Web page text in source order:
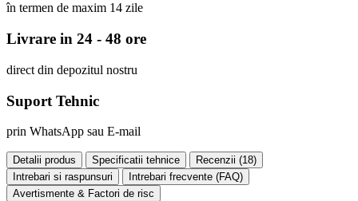
în termen de maxim 14 zile
Livrare in 24 - 48 ore
direct din depozitul nostru
Suport Tehnic
prin WhatsApp sau E-mail
Detalii produs Specificatii tehnice Recenzii (18)
Intrebari si raspunsuri
Intrebari frecvente (FAQ)
Avertismente & Factori de risc